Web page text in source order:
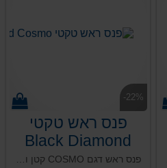
-22%
פנס ראש טקטי
Black Diamond
Cosmo